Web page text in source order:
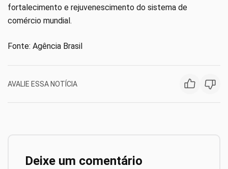
fortalecimento e rejuvenescimento do sistema de
comércio mundial.
Fonte: Agência Brasil
AVALIE ESSA NOTÍCIA
Deixe um comentário